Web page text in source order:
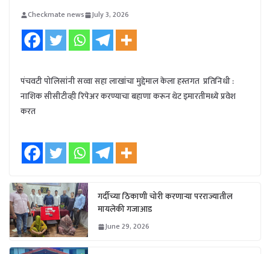
Checkmate news July 3, 2026
पंचवटी पोलिसांनी सव्वा सहा लाखांचा मुद्देमाल केला हस्तगत प्रतिनिधी :
नाशिक सीसीटीव्ही रिपेअर करण्याचा बहाणा करून थेट इमारतीमध्ये प्रवेश
करत
गर्दीच्या ठिकाणी चोरी करणाऱ्या परराज्यातील
मायलेकी गजाआड
June 29, 2026